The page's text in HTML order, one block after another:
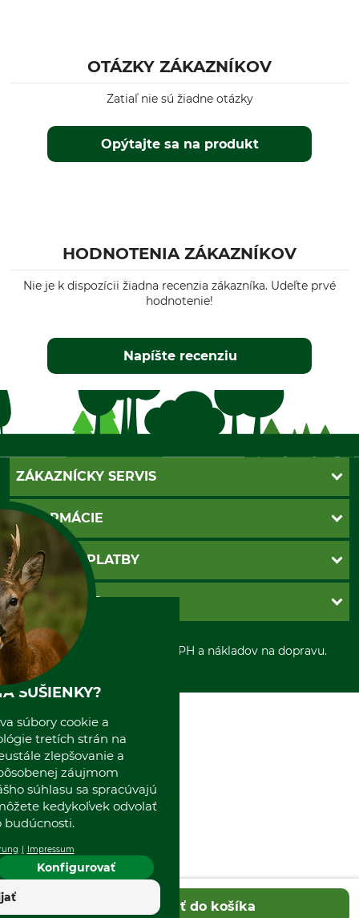
Pridať do košíka
OTÁZKY ZÁKAZNÍKOV
Opýtajte sa na produkt
Zatiaľ nie sú žiadne otázky
HODNOTENIA ZÁKAZNÍKOV
Nie je k dispozícii žiadna recenzia zákazníka. Udeľte prvé
hodnotenie!
Napíšte recenziu
ZÁKAZNÍCKY SERVIS
Kontakt
Katalógy
Newsletter
Nastavenia súborov cookie
INFORMÁCIE
Povinné údaje
Obchodné podmienky
Ochrana osobnych udajov
Otváracie hodiny
Zrušenie objednávky
SPÔSOBY PLATBY
Dobierka
Platba vopred
Sepa-inkaso
Osobný odber
GRUBE S.R.O.
O nás
Predajňa
Kolektív GRUBE
Naše pobočky v Európe
*Všetky ceny sú vrátane DPH a nákladov na dopravu.
SUŠIENKY?
súbory cookie a
tretích strán na
zlepšovanie a
záujmom
súhlasu sa spracúvajú
kedykoľvek odvolať
budúcnosti.
Impressum
Konfigurovať